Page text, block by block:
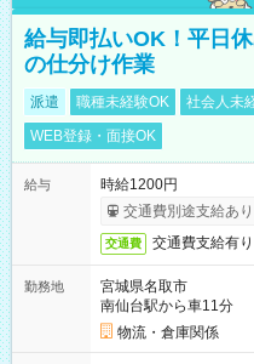
給与即払いOK！平日
の仕分け作業
派遣 職種未経験OK 社会人未
WEB登録・面接OK
給与
時給1200円
交通費別途支給あり
交通費 交通費支給有り
勤務地
宮城県名取市
南仙台駅から車11分
物流・倉庫関係